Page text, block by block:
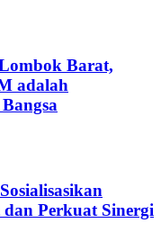
Barat,
adalah
Perkuat Sinergi